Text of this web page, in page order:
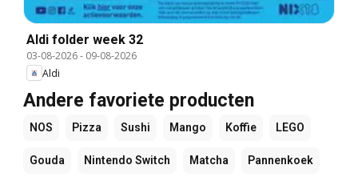
Aldi folder week 32
03-08-2026- 09-08-2026
Aldi
Andere favoriete producten
NOS Pizza Sushi Mango Koffie LEGO
Gouda Nintendo Switch Matcha Pannenkoek